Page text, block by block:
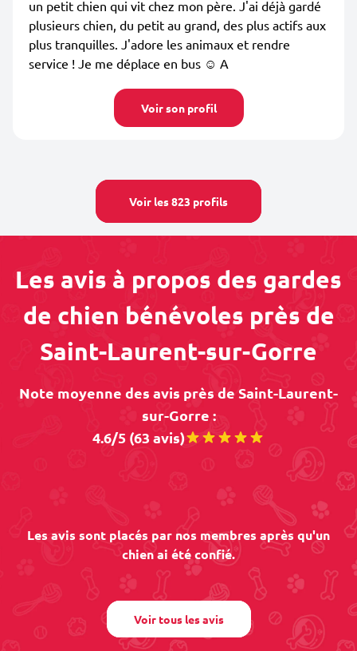
un petit chien qui vit chez mon père. J'ai déjà gardé
plusieurs chien, du petit au grand, des plus actifs aux
plus tranquilles. J'adore les animaux et rendre
service ! Je me déplace en bus ☺️ A
Voir son profil
Voir les 823 profils
Les avis à propos des gardes
de chien bénévoles près de
Saint-Laurent-sur-Gorre
Note moyenne des avis près de Saint-Laurent-
sur-Gorre :
4.6/5 (63 avis)
Les avis sont placés par nos membres après qu'un
chien ai été confié.
Voir tous les avis